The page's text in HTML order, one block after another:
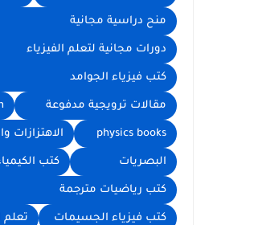
منح دراسية مجانية
دورات مجانية لتعلم الفيزياء
كتب فيزياء الجوامد
مقالات ترويجية مدفوعة
physics books الاهتزازات
البصريات كتب
كتب رياضيات مترجمة
كتب فيزياء الجسيمات تعلم